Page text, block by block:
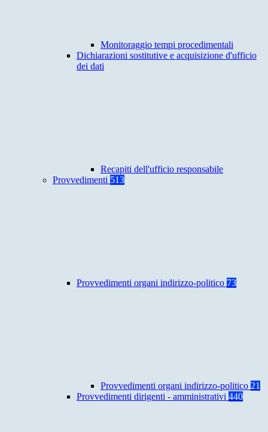
Monitoraggio tempi procedimentali
Dichiarazioni sostitutive e acquisizione d'ufficio
dei dati
Recapiti dell'ufficio responsabile
Provvedimenti 513
Provvedimenti organi indirizzo-politico 73
Provvedimenti organi indirizzo-politico 21
Provvedimenti dirigenti - amministrativi 440